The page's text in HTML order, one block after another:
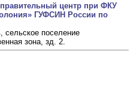
центр при ФКУ
ГУФСИН России по
сельское поселение
зона, зд. 2.